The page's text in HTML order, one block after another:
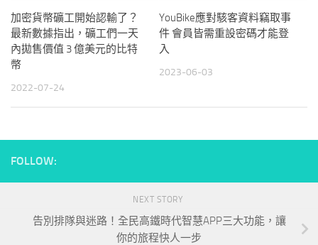
加密貨幣礦工開始認輸了？
最新數據指出，礦工們一天
內拋售價值 3 億美元的比特
幣
2022-07-24
YouBike應對駭客資料竊取事
件 會員皆需重設密碼才能登
入
2023-06-03
FOLLOW:
NEXT STORY
告別排隊與迷路！全民高鐵時代智慧APP三大功能，讓
你的旅程快人一步